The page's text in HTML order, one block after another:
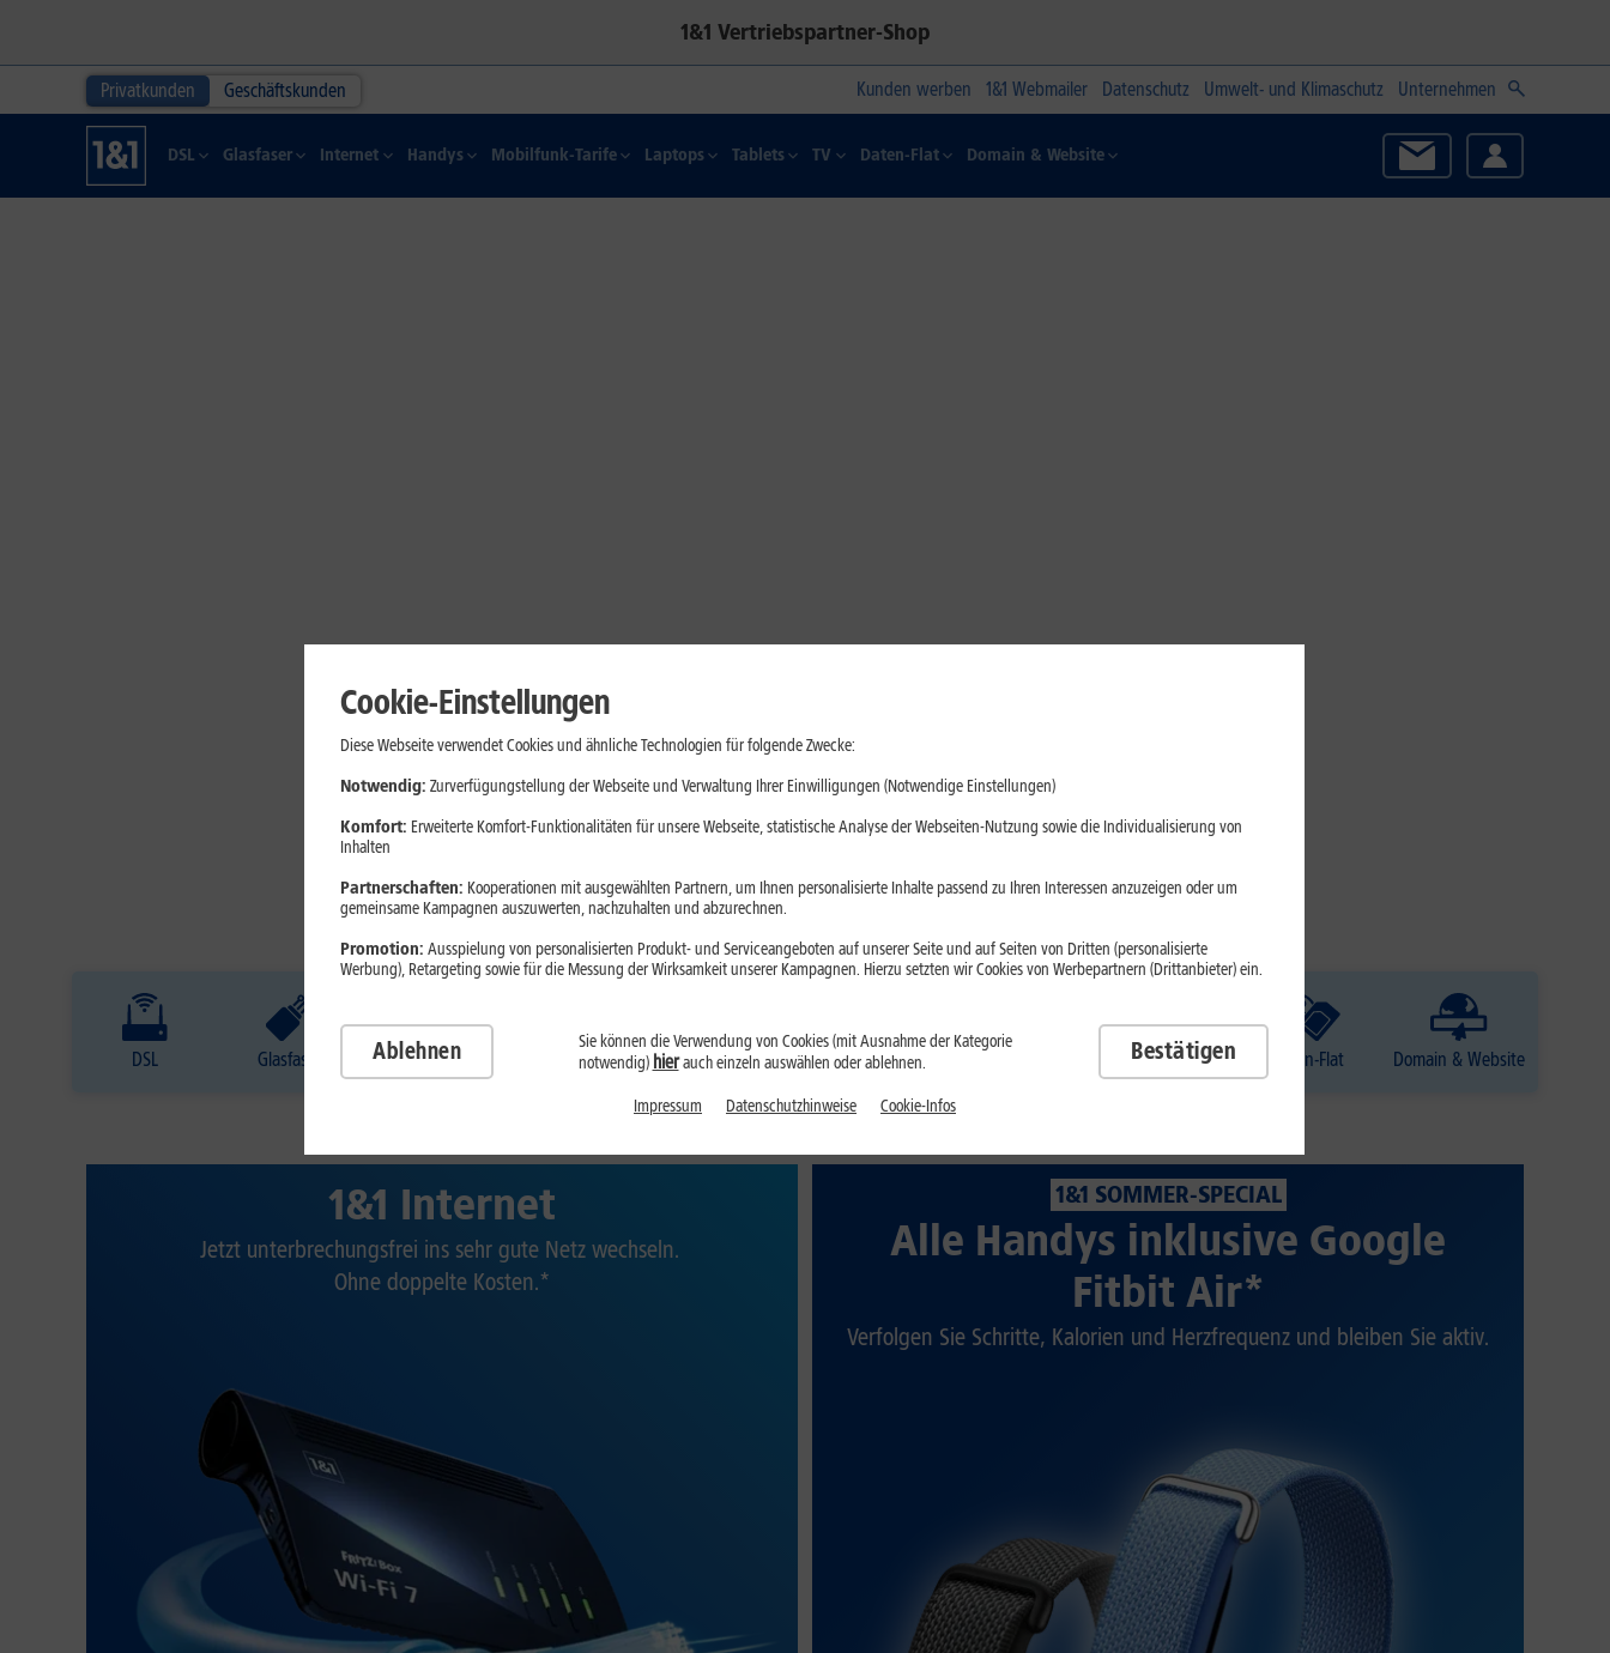
1&1 Vertriebspartner-Shop
Privatkunden Geschäftskunden Kunden werben 1&1 Webmailer Datenschutz Umwelt- und Klimaschutz Unternehmen
DSL Glasfaser Internet Handys Mobilfunk-Tarife Laptops Tablets TV Daten-Flat Domain & Website
DSL Glasfaser Internet Handys Mobilfunk-Tarife Laptops TV Daten-Flat Domain & Website
1&1 Internet
Jetzt unterbrechungsfrei ins sehr gute Netz wechseln.
Ohne doppelte Kosten.*
1&1 SOMMER-SPECIAL
Alle Handys inklusive Google
Fitbit Air*
Verfolgen Sie Schritte, Kalorien und Herzfrequenz und bleiben Sie aktiv.
Cookie-Einstellungen
Diese Webseite verwendet Cookies und ähnliche Technologien für folgende Zwecke:
Notwendig: Zurverfügungstellung der Webseite und Verwaltung Ihrer Einwilligungen (Notwendige Einstellungen)
Komfort: Erweiterte Komfort-Funktionalitäten für unsere Webseite, statistische Analyse der Webseiten-Nutzung sowie die Individualisierung von
Inhalten
Partnerschaften: Kooperationen mit ausgewählten Partnern, um Ihnen personalisierte Inhalte passend zu Ihren Interessen anzuzeigen oder um
gemeinsame Kampagnen auszuwerten, nachzuhalten und abzurechnen.
Promotion: Ausspielung von personalisierten Produkt- und Serviceangeboten auf unserer Seite und auf Seiten von Dritten (personalisierte
Werbung), Retargeting sowie für die Messung der Wirksamkeit unserer Kampagnen. Hierzu setzten wir Cookies von Werbepartnern (Drittanbieter) ein.
Ablehnen
Sie können die Verwendung von Cookies (mit Ausnahme der Kategorie
notwendig) hierauch einzeln auswählen oder ablehnen. Bestätigen
Impressum Datenschutzhinweise Cookie-Infos